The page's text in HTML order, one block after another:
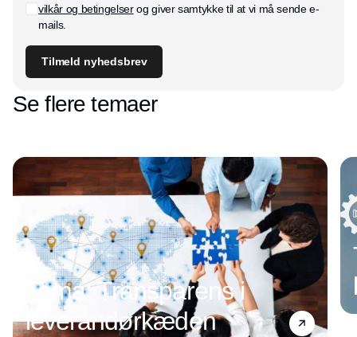
vilkår og betingelserog giver samtykke til at vi må sende e-
mails.
Tilmeld nyhedsbrev
Se flere temaer
Tema: Transparens i
leverandørkæden